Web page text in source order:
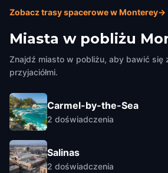
Zobacz trasy spacerowe w Monterey→
Miasta w pobliżu
Znajdź miasto w pobliżu, aby bawić się
przyjaciółmi.
Carmel-by-the-Sea
2 doświadczenia
Salinas
2 doświadczenia